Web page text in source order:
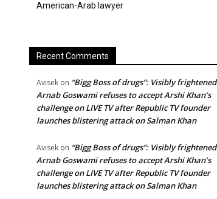
American-Arab lawyer
Recent Comments
Avisek on “Bigg Boss of drugs”: Visibly frightened
Arnab Goswami refuses to accept Arshi Khan’s
challenge on LIVE TV after Republic TV founder
launches blistering attack on Salman Khan
Avisek on “Bigg Boss of drugs”: Visibly frightened
Arnab Goswami refuses to accept Arshi Khan’s
challenge on LIVE TV after Republic TV founder
launches blistering attack on Salman Khan